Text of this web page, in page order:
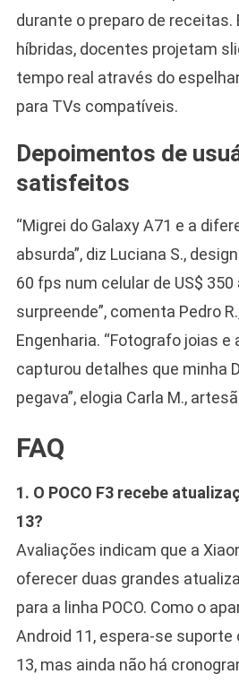
durante o preparo de receitas.
híbridas, docentes projetam
tempo real através do
para TVs compatíveis.
Depoimentos de
satisfeitos
“Migrei do Galaxy A71 e a
absurda”, diz Luciana S.,
60 fps num celular de US$ 350
surpreende”, comenta Pedro
Engenharia. “Fotografo joias e
capturou detalhes que minha
pegava”, elogia Carla M.,
FAQ
1. O POCO F3 recebe
13?
Avaliações indicam que a
oferecer duas grandes
para a linha POCO. Como o
Android 11, espera-se suporte
13, mas ainda não há